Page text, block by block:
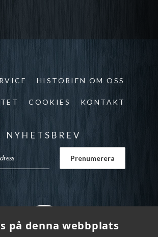
på denna webbplats
HISTORIEN OM OSS
COOKIES KONTAKT
NYHETSBREV